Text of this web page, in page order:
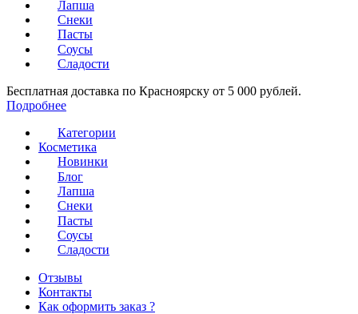
Лапша
Снеки
Пасты
Соусы
Сладости
Бесплатная доставка по Красноярску от 5 000 рублей.
Подробнее
Категории
Косметика
Новинки
Блог
Лапша
Снеки
Пасты
Соусы
Сладости
Отзывы
Контакты
Как оформить заказ ?